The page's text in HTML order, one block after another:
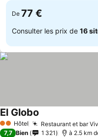
De 77 €
Consulter les prix de 16
2 Étoiles
Hôtel Restaurant et bar
El Globo
7,7 Bien 1 321 à 2.5 km